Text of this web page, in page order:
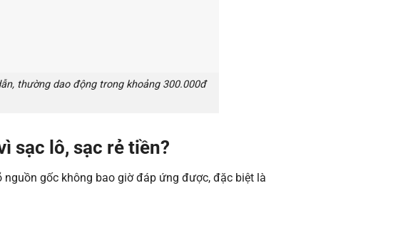
thường dao động trong khoảng 300.000đ
sạc lô, sạc rẻ tiền?
gốc không bao giờ đáp ứng được, đặc biệt là